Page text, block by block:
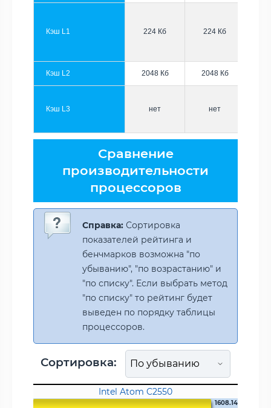
Кэш L1 224 Кб 224 Кб
Кэш L2 2048 Кб 2048 Кб
Кэш L3 нет нет
Сравнение
производительности
процессоров
Справка: Сортировка
показателей рейтинга и
бенчмарков возможна "по
убыванию", "по возрастанию" и
"по списку". Если выбрать метод
"по списку" то рейтинг будет
выведен по порядку таблицы
процессоров.
Сортировка:
Intel Atom C2550
1608.14